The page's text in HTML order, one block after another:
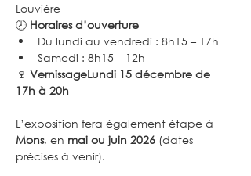
Louvière
🕗 Horaires d’ouverture
Du lundi au vendredi : 8h15 – 17h
Samedi : 8h15 – 12h
🍷 VernissageLundi 15 décembre de
17h à 20h
L’exposition fera également étape à
Mons, en mai ou juin 2026 (dates
précises à venir).